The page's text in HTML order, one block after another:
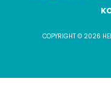
COPYRIGHT © 2026